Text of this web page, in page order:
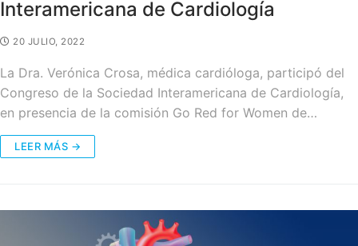
Interamericana de Cardiología
20 JULIO, 2022
La Dra. Verónica Crosa, médica cardióloga, participó del
Congreso de la Sociedad Interamericana de Cardiología,
en presencia de la comisión Go Red for Women de…
LEER MÁS →